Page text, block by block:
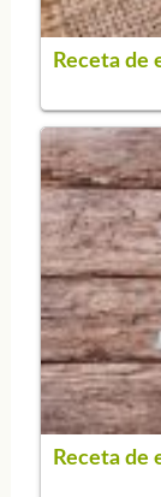
Receta de
Receta de